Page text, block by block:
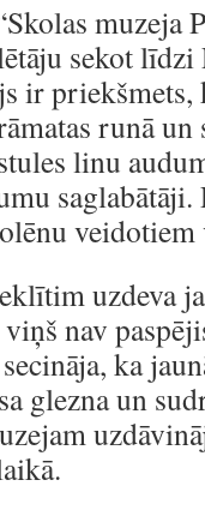
muzeja
sekot līdzi
ir priekšmets,
runā un
linu
saglabātāji.
veidotiem
uzdeva
nav
ka
glezna un